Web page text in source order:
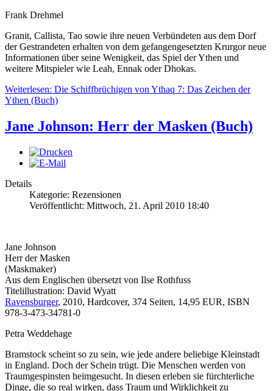
Frank Drehmel
Granit, Callista, Tao sowie ihre neuen Verbündeten aus dem Dorf
der Gestrandeten erhalten von dem gefangengesetzten Krurgor neue
Informationen über seine Wenigkeit, das Spiel der Ythen und
weitere Mitspieler wie Leah, Ennak oder Dhokas.
Weiterlesen: Die Schiffbrüchigen von Ythaq 7: Das Zeichen der
Ythen (Buch)
Jane Johnson: Herr der Masken (Buch)
Details
Kategorie: Rezensionen
Veröffentlicht: Mittwoch, 21. April 2010 18:40
Jane Johnson
Herr der Masken
(Maskmaker)
Aus dem Englischen übersetzt von Ilse Rothfuss
Titelillustration: David Wyatt
Ravensburger, 2010, Hardcover, 374 Seiten, 14,95 EUR, ISBN
978-3-473-34781-0
Petra Weddehage
Bramstock scheint so zu sein, wie jede andere beliebige Kleinstadt
in England. Doch der Schein trügt. Die Menschen werden von
Traumgespinsten heimgesucht. In diesen erleben sie fürchterliche
Dinge, die so real wirken, dass Traum und Wirklichkeit zu